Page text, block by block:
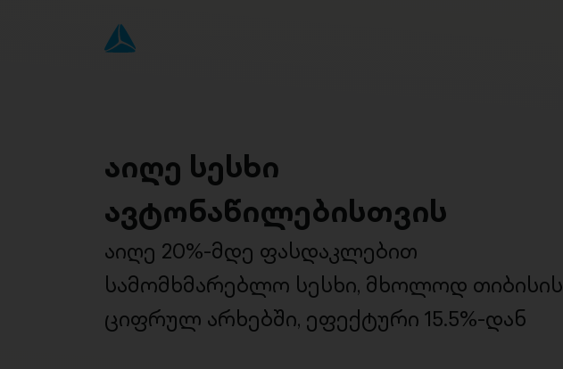
აიღე სესხი
ავტონაწილებისთვის
აიღე 20%-მდე ფასდაკლებით
სამომხმარებლო სესხი, მხოლოდ თიბისის
ციფრულ არხებში, ეფექტური 15.5%-დან